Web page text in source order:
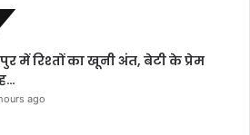
में रिश्तों का खूनी अंत, बेटी के प्रेम
ago